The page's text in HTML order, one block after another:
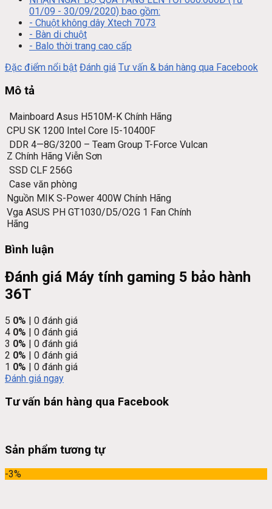
01/09 - 30/09/2020) bao gồm:
- Chuột không dây Xtech 7073
- Bàn di chuột
- Balo thời trang cao cấp
Đặc điểm nổi bật Đánh giá Tư vấn & bán hàng qua Facebook
Mô tả
Mainboard Asus H510M-K Chính Hãng
CPU SK 1200 Intel Core I5-10400F
DDR 4—8G/3200 – Team Group T-Force Vulcan
Z Chính Hãng Viễn Sơn
SSD CLF 256G
Case văn phòng
Nguồn MIK S-Power 400W Chính Hãng
Vga ASUS PH GT1030/D5/O2G 1 Fan Chính
Hãng
Bình luận
Đánh giá Máy tính gaming 5 bảo hành
36T
5 0% | 0 đánh giá
4 0% | 0 đánh giá
3 0% | 0 đánh giá
2 0% | 0 đánh giá
1 0% | 0 đánh giá
Đánh giá ngay
Tư vấn bán hàng qua Facebook
Sản phẩm tương tự
-3%